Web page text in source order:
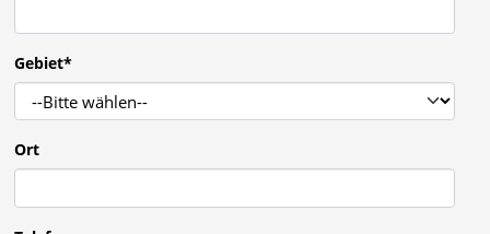
Gebiet*
Ort